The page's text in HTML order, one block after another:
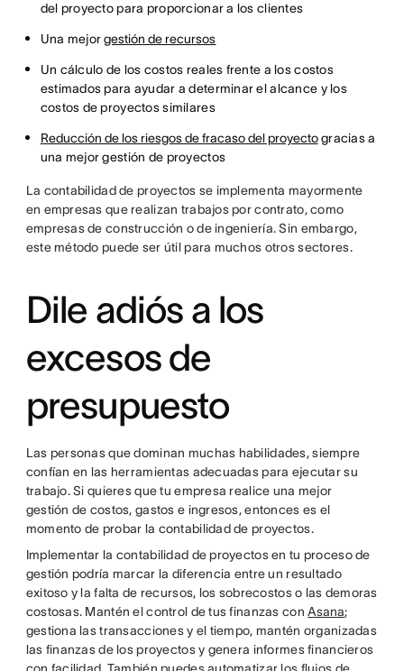
del proyecto para proporcionar a los clientes
Una mejorgestión de recursos
Un cálculo de los costos reales frente a los costos
estimados para ayudar a determinar el alcance y los
costos de proyectos similares
Reducción de los riesgos de fracaso del proyectogracias a
una mejor gestión de proyectos
La contabilidad de proyectos se implementa mayormente
en empresas que realizan trabajos por contrato, como
empresas de construcción o de ingeniería. Sin embargo,
este método puede ser útil para muchos otros sectores.
Dile adiós a los
excesos de
presupuesto
Las personas que dominan muchas habilidades, siempre
confían en las herramientas adecuadas para ejecutar su
trabajo. Si quieres que tu empresa realice una mejor
gestión de costos, gastos e ingresos, entonces es el
momento de probar la contabilidad de proyectos.
Implementar la contabilidad de proyectos en tu proceso de
gestión podría marcar la diferencia entre un resultado
exitoso y la falta de recursos, los sobrecostos o las demoras
costosas. Mantén el control de tus finanzas conAsana;
gestiona las transacciones y el tiempo, mantén organizadas
las finanzas de los proyectos y genera informes financieros